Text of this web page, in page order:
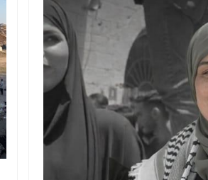
עקורים מתקהלים כדי